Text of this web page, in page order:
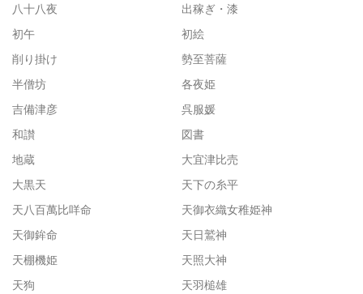
八十八夜
出稼ぎ・漆
初午
初絵
削り掛け
勢至菩薩
半僧坊
各夜姫
吉備津彦
呉服媛
和讃
図書
地蔵
大宜津比売
大黒天
天下の糸平
天八百萬比咩命
天御衣織女稚姫神
天御鉾命
天日鷲神
天棚機姫
天照大神
天狗
天羽槌雄